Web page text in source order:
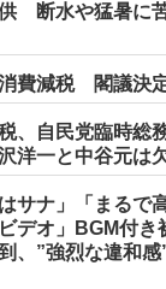
断水や猛暑に
費減税 閣議決
、自民党臨時総
洋一と中谷元は
はサナ」「まるで
デオ」BGM付き
、”強烈な違和